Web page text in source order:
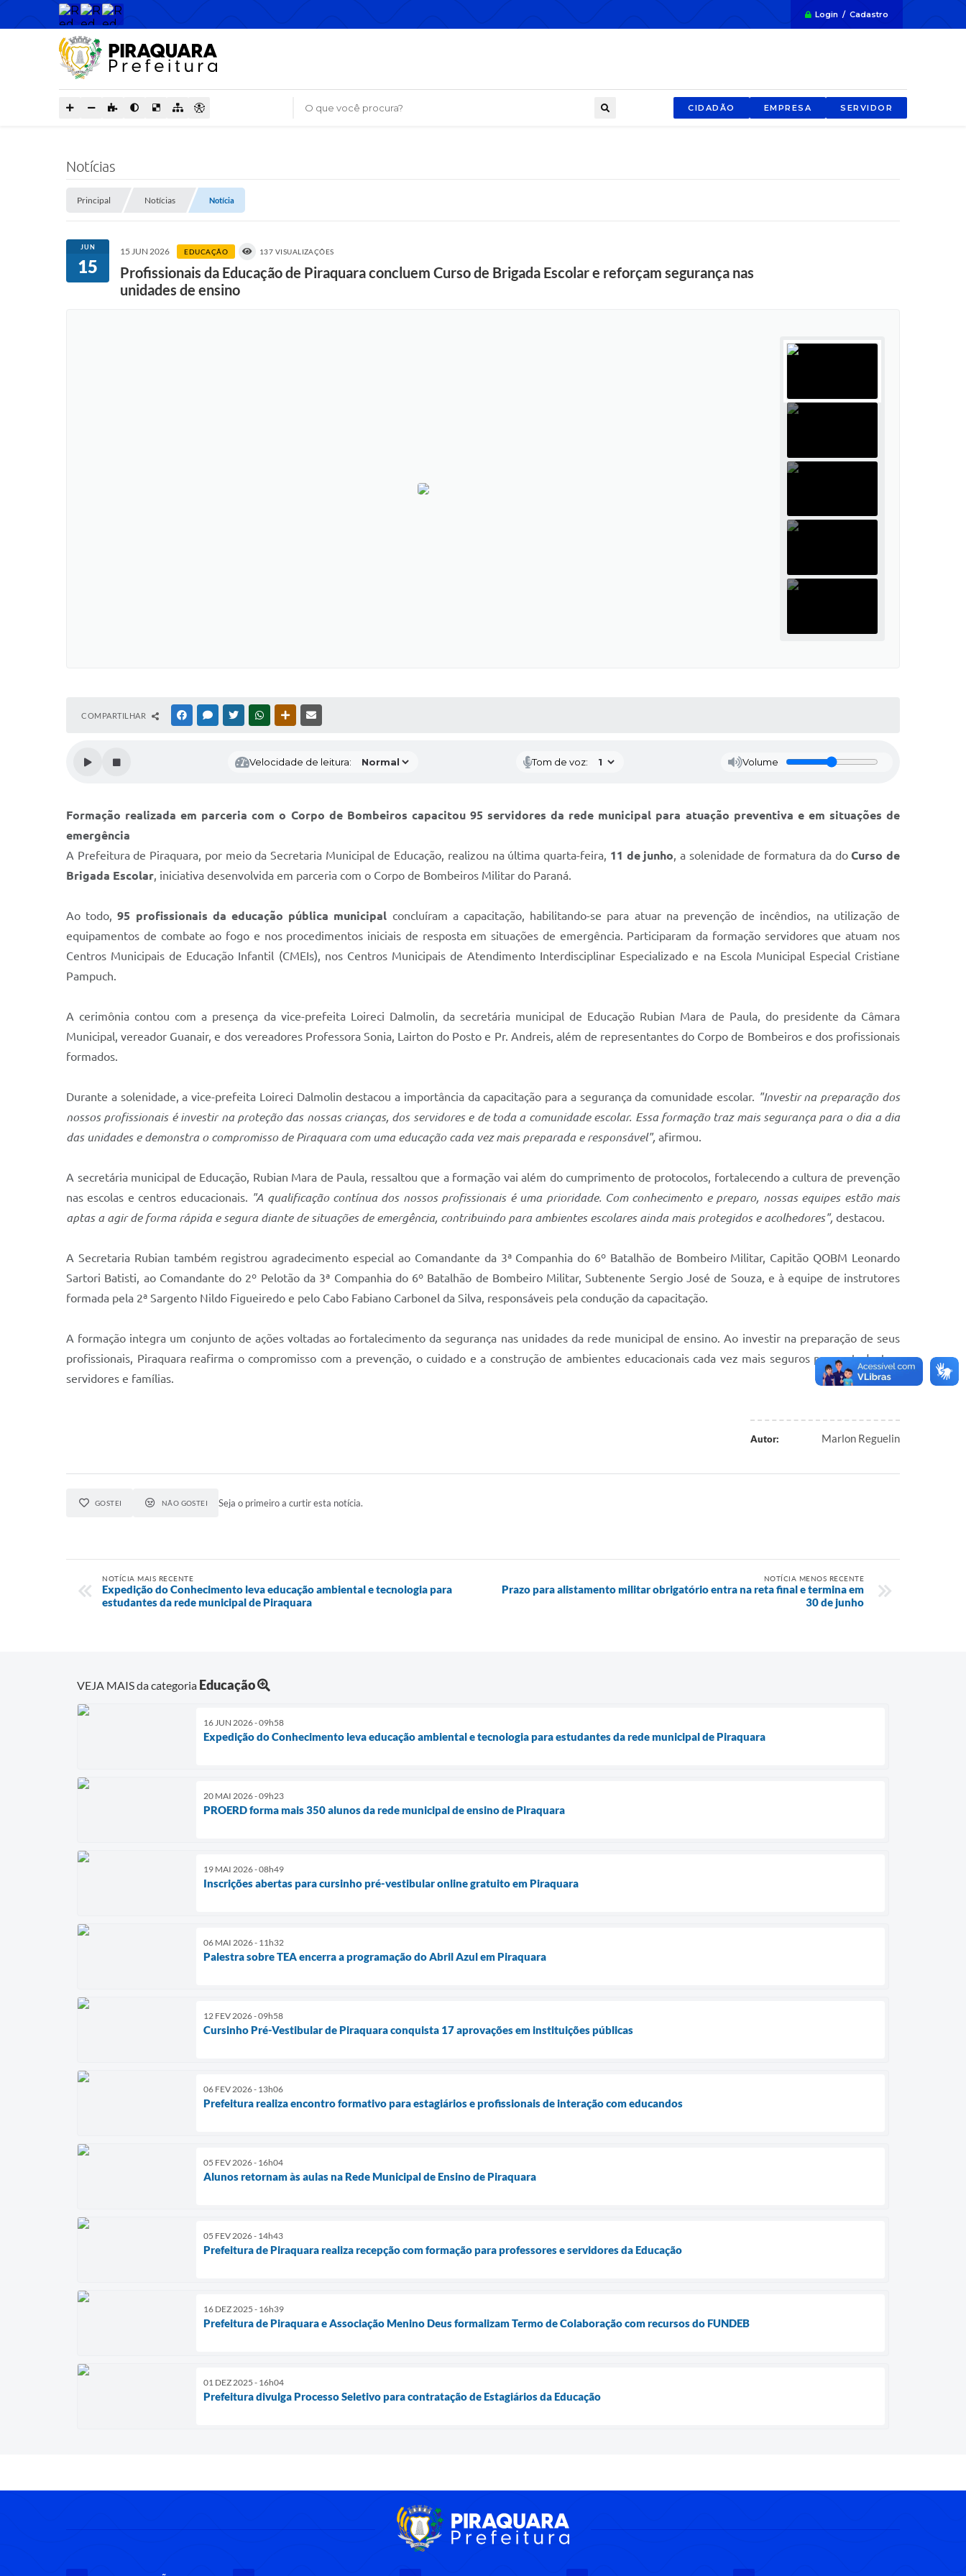
Login / Cadastro
O que você procura? CIDADÃO EMPRESA SERVIDOR
Notícias
Principal Notícias Notícia
JUN
15
15 JUN 2026 EDUCAÇÃO 137 VISUALIZAÇÕES
Profissionais da Educação de Piraquara concluem Curso de Brigada Escolar e reforçam segurança nas
unidades de ensino
COMPARTILHAR FACEBOOKMESSENGER
TWITTERWHATSAPPOUTRAS MÍDIAS
Velocidade de leitura: Tom de voz: Volume
Formação realizada em parceria com o Corpo de Bombeiros capacitou 95 servidores da rede municipal para atuação preventiva e em situações de
emergência
A Prefeitura de Piraquara, por meio da Secretaria Municipal de Educação, realizou na última quarta-feira, 11 de junho, a solenidade de formatura da doCurso de
Brigada Escolar, iniciativa desenvolvida em parceria com o Corpo de Bombeiros Militar do Paraná.
Ao todo,95 profissionais da educação pública municipal concluíram a capacitação, habilitando-se para atuar na prevenção de incêndios, na utilização de
equipamentos de combate ao fogo e nos procedimentos iniciais de resposta em situações de emergência. Participaram da formação servidores que atuam nos
Centros Municipais de Educação Infantil (CMEIs), nos Centros Municipais de Atendimento Interdisciplinar Especializado e na Escola Municipal Especial Cristiane
Pampuch.
A cerimônia contou com a presença da vice-prefeita Loireci Dalmolin, da secretária municipal de Educação Rubian Mara de Paula, do presidente da Câmara
Municipal, vereador Guanair, e dos vereadores Professora Sonia, Lairton do Posto e Pr. Andreis, além de representantes do Corpo de Bombeiros e dos profissionais
formados.
Durante a solenidade, a vice-prefeita Loireci Dalmolin destacou a importância da capacitação para a segurança da comunidade escolar. "Investir na preparação dos
nossos profissionais é investir na proteção das nossas crianças, dos servidores e de toda a comunidade escolar. Essa formação traz mais segurança para o dia a dia
das unidades e demonstra o compromisso de Piraquara com uma educação cada vez mais preparada e responsável", afirmou.
A secretária municipal de Educação, Rubian Mara de Paula, ressaltou que a formação vai além do cumprimento de protocolos, fortalecendo a cultura de prevenção
nas escolas e centros educacionais. "A qualificação contínua dos nossos profissionais é uma prioridade. Com conhecimento e preparo, nossas equipes estão mais
aptas a agir de forma rápida e segura diante de situações de emergência, contribuindo para ambientes escolares ainda mais protegidos e acolhedores", destacou.
A Secretaria Rubian também registrou agradecimento especial ao Comandante da 3ª Companhia do 6º Batalhão de Bombeiro Militar, Capitão QOBM Leonardo
Sartori Batisti, ao Comandante do 2º Pelotão da 3ª Companhia do 6º Batalhão de Bombeiro Militar, Subtenente Sergio José de Souza, e à equipe de instrutores
formada pela 2ª Sargento Nildo Figueiredo e pelo Cabo Fabiano Carbonel da Silva, responsáveis pela condução da capacitação.
A formação integra um conjunto de ações voltadas ao fortalecimento da segurança nas unidades da rede municipal de ensino. Ao investir na preparação de seus
profissionais, Piraquara reafirma o compromisso com a prevenção, o cuidado e a construção de ambientes educacionais cada vez mais seguros para estudantes,
servidores e famílias.
Autor: Marlon Reguelin
GOSTEI NÃO GOSTEI Seja o primeiro a curtir esta notícia.
NOTÍCIA MAIS RECENTE
Expedição do Conhecimento leva educação ambiental e tecnologia para
estudantes da rede municipal de Piraquara
NOTÍCIA MENOS RECENTE
Prazo para alistamento militar obrigatório entra na reta final e termina em
30 de junho
VEJA MAIS da categoria Educação
16 JUN 2026 - 09h58
Expedição do Conhecimento leva educação ambiental e tecnologia para estudantes da rede municipal de Piraquara
20 MAI 2026 - 09h23
PROERD forma mais 350 alunos da rede municipal de ensino de Piraquara
19 MAI 2026 - 08h49
Inscrições abertas para cursinho pré-vestibular online gratuito em Piraquara
06 MAI 2026 - 11h32
Palestra sobre TEA encerra a programação do Abril Azul em Piraquara
12 FEV 2026 - 09h58
Cursinho Pré-Vestibular de Piraquara conquista 17 aprovações em instituições públicas
06 FEV 2026 - 13h06
Prefeitura realiza encontro formativo para estagiários e profissionais de interação com educandos
05 FEV 2026 - 16h04
Alunos retornam às aulas na Rede Municipal de Ensino de Piraquara
05 FEV 2026 - 14h43
Prefeitura de Piraquara realiza recepção com formação para professores e servidores da Educação
16 DEZ 2025 - 16h39
Prefeitura de Piraquara e Associação Menino Deus formalizam Termo de Colaboração com recursos do FUNDEB
01 DEZ 2025 - 16h04
Prefeitura divulga Processo Seletivo para contratação de Estagiários da Educação